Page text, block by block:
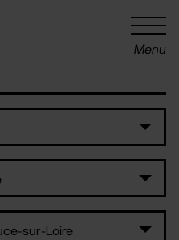
Menu